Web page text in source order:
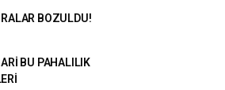
BOZULDU!
BU PAHALILIK